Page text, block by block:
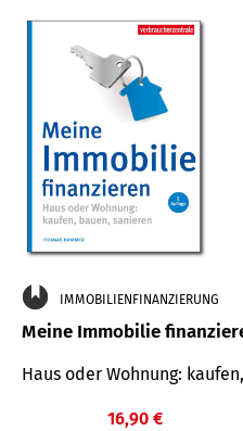
IMMOBILIENFINANZIERUNG
Meine Immobilie
Haus oder Wohnung:
16,90 €